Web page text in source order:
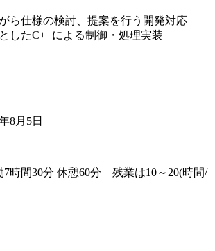
ら仕様の検討、提案を行う開発対応
したC++による制御・処理実装
8月5日
時間30分 休憩60分 残業は10～20(時間/